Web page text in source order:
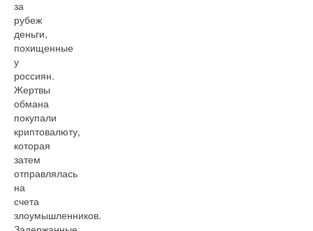
за
рубеж
деньги,
похищенные
у
россиян.
Жертвы
обмана
покупали
криптовалюту,
которая
затем
отправлялась
на
счета
злоумышленников.